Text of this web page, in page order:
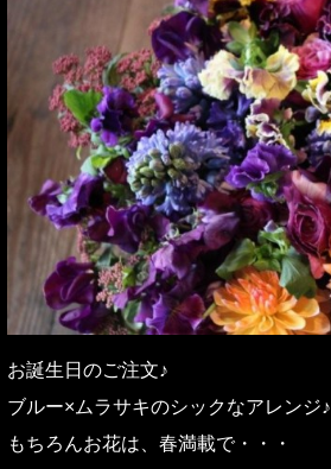
お誕生日のご注文♪
ブルー×ムラサキのシックなアレンジ♪
もちろんお花は、春満載で・・・